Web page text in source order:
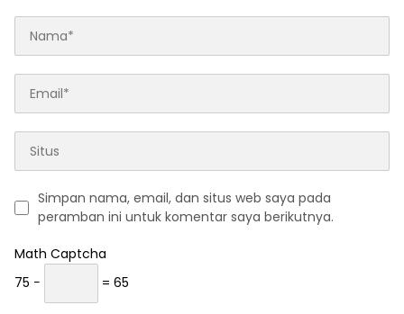
Simpan nama, email, dan situs web saya pada
peramban ini untuk komentar saya berikutnya.
Math Captcha
75 −
= 65